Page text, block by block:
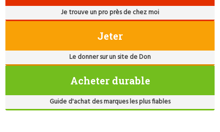
Je trouve un pro près de chez moi
Jeter
Le donner sur un site de Don
Acheter durable
Guide d'achat des marques les plus fiables